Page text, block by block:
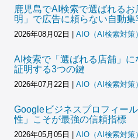
鹿児島でAI検索で選ばれる
明」で広告に頼らない自動
2026年08月02日 AIO（AI検索対策）
AI検索で「選ばれる店舗」
証明する3つの鍵
2026年07月22日 AIO（AI検索対策）
Googleビジネスプロフィー
性」こそが最強の信頼指標
2026年05月05日 AIO（AI検索対策）